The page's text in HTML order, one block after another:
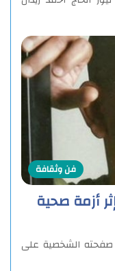
فن وثقافة
أزمة صحية
صفحته الشخصية على